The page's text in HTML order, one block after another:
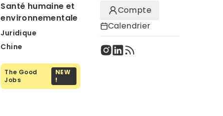
Santé humaine et
environnementale
Juridique
Chine
The Good
Jobs
NEW
!
Compte
Calendrier